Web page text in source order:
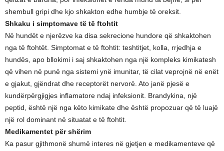
shembull gripi dhe kjo shkakton edhe humbje të oreksit.
Shkaku i simptomave të të ftohtit
Në hundët e njerëzve ka disa sekrecione hundore që shkaktohen
nga të ftohtët. Simptomat e të ftohtit: teshtitjet, kolla, rrjedhja e
hundës, apo bllokimi i saj shkaktohen nga një kompleks kimikatesh
që vihen në punë nga sistemi ynë imunitar, të cilat veprojnë në enët
e gjakut, gjëndrat dhe receptorët nervorë. Ato janë pjesë e
kundërpërgjigjes inflamatore ndaj infeksionit. Brandykina, një
peptid, është një nga këto kimikate dhe është propozuar që të luajë
një rol dominant në situatat e të ftohtit.
Medikamentet për shërim
Ka pasur gjithmonë shumë interes në gjetjen e medikamenteve që